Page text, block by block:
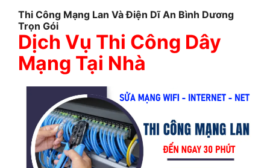
Thi Công Mạng Lan Và Điện Dĩ An Bình Dương
Trọn Gói
Dịch Vụ Thi Công Dây
Mạng Tại Nhà